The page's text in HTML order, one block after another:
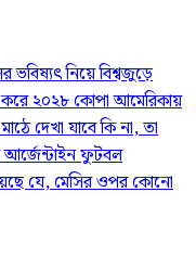
ভবিষ্যৎ নিয়ে বিশ্বজুড়ে
২০২৮ কোপা আমেরিকায়
দেখা যাবে কি না, তা
আর্জেন্টাইন ফুটবল
যে, মেসির ওপর কোনো